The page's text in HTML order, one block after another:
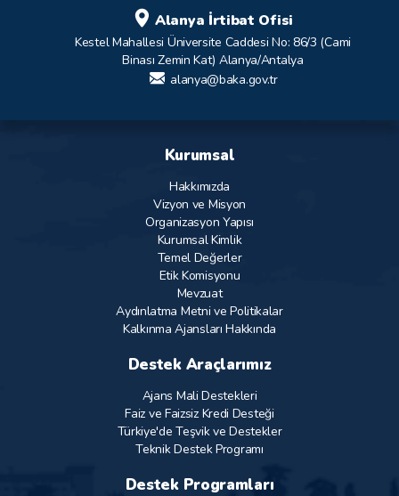
Alanya İrtibat Ofisi
Kestel Mahallesi Üniversite Caddesi No: 86/3 (Cami
Binası Zemin Kat) Alanya/Antalya
alanya@baka.gov.tr
Kurumsal
Hakkımızda
Vizyon ve Misyon
Organizasyon Yapısı
Kurumsal Kimlik
Temel Değerler
Etik Komisyonu
Mevzuat
Aydınlatma Metni ve Politikalar
Kalkınma Ajansları Hakkında
Destek Araçlarımız
Ajans Mali Destekleri
Faiz ve Faizsiz Kredi Desteği
Türkiye'de Teşvik ve Destekler
Teknik Destek Programı
Destek Programları